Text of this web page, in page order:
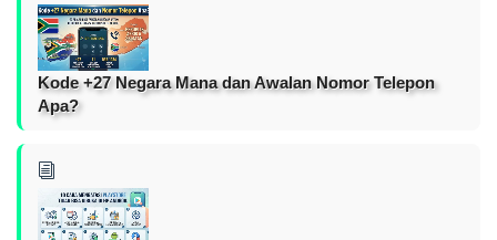
Kode +27 Negara Mana dan Awalan Nomor Telepon
Apa?